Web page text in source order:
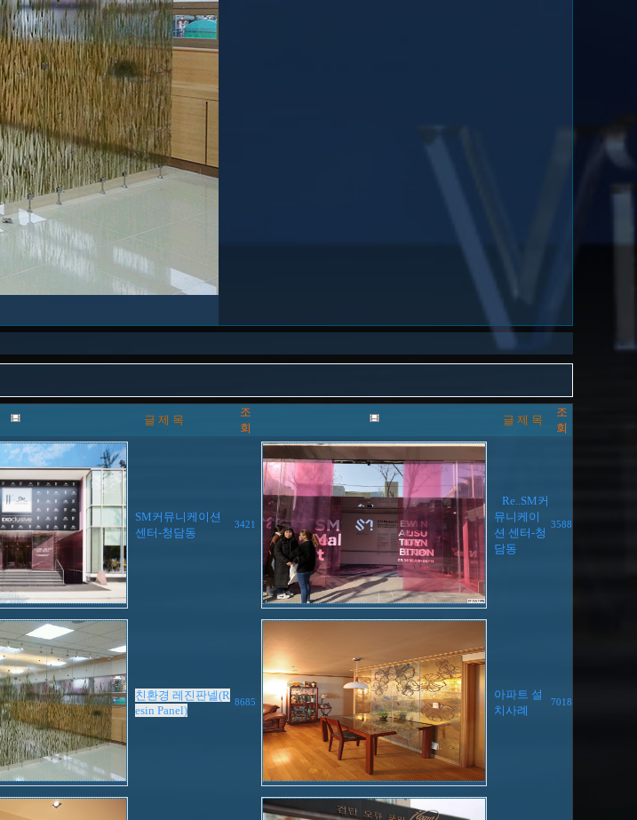
글 제 목
조
회
글 제 목
조
회
SM커뮤니케이션
센터-청담동
3421
Re..SM커
뮤니케이
션 센터-청
담동
3588
친환경 레진판넬(R
esin Panel)
8685
아파트 설
치사례
7018